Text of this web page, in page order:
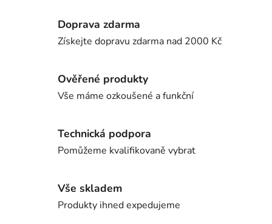
Doprava zdarma
Získejte dopravu zdarma nad 2000 Kč
Ověřené produkty
Vše máme ozkoušené a funkční
Technická podpora
Pomůžeme kvalifikovaně vybrat
Vše skladem
Produkty ihned expedujeme